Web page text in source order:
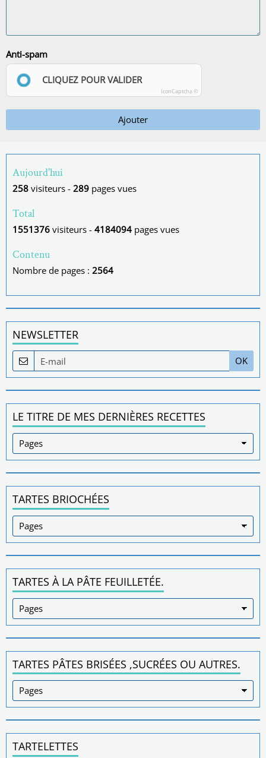
Anti-spam
CLIQUEZ POUR VALIDER
IconCaptcha ©
Ajouter
Aujourd'hui
258 visiteurs - 289 pages vues
Total
1551376 visiteurs - 4184094 pages vues
Contenu
Nombre de pages : 2564
NEWSLETTER
OK
LE TITRE DE MES DERNIÈRES RECETTES
TARTES BRIOCHÉES
TARTES À LA PÂTE FEUILLETÉE.
TARTES PÂTES BRISÉES ,SUCRÉES OU AUTRES.
TARTELETTES